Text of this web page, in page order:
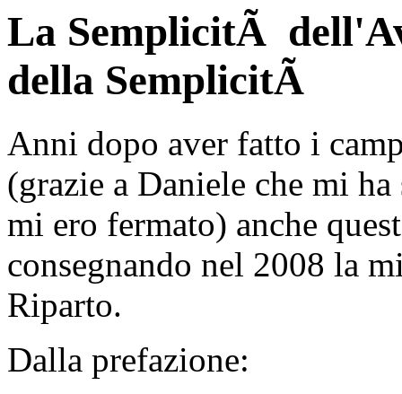
La SemplicitÃ
della SemplicitÃ
Anni dopo aver fatto i
(grazie a Daniele che mi
mi ero fermato) anche
consegnando nel 2008 la
Riparto.
Dalla prefazione: